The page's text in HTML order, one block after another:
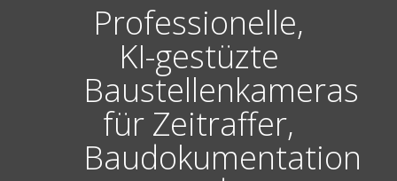
Professionelle,
KI-gestüzte
Baustellenkameras
für Zeitraffer,
Baudokumentation